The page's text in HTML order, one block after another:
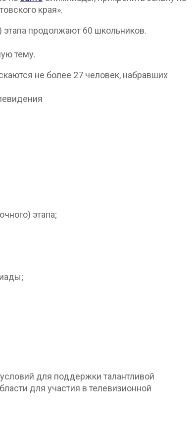
края».
этапа продолжают 60 школьников.
тему.
не более 27 человек, набравших
этапа;
для поддержки талантливой
для участия в телевизионной